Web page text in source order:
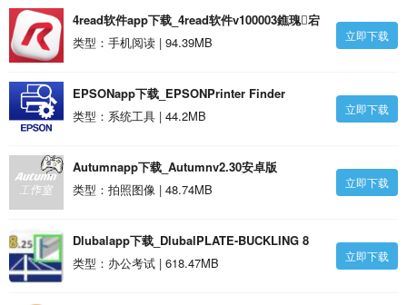
4read软件app下载_4read软件v100003鐎瑰宕
渧1.29安卓版
类型：手机阅读 | 94.39MB 立即下载
EPSONapp下载_EPSONPrinter Finder
v1.6.32安卓版
类型：系统工具 | 44.2MB 立即下载
Autumnapp下载_Autumnv2.30安卓版
类型：拍照图像 | 48.74MB
立即下载
Dlubalapp下载_DlubalPLATE-BUCKLING 8
v8.25.31安卓版
类型：办公考试 | 618.47MB 立即下载